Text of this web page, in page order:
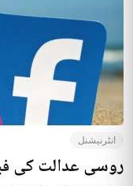
انٹرنیشنل
روسی عدالت کی